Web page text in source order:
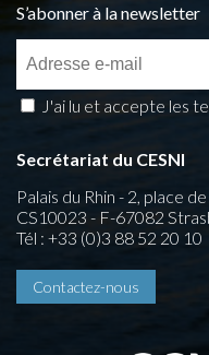
S’abonner à la newsletter
J'ai lu et accepte les
Secrétariat du CESNI
Palais du Rhin - 2, place
CS10023 - F-67082
Tél : +33 (0)3 88 52 20 10
Contactez-nous